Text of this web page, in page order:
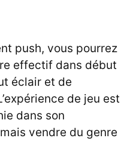
push, vous pourrez
effectif dans début
éclair et de
de jeu est
dans son
vendre du genre